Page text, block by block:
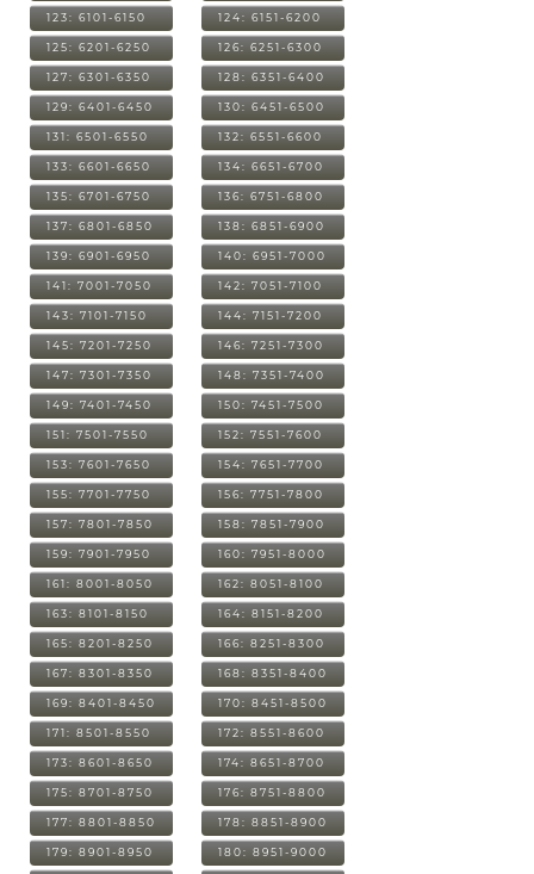
123: 6101-6150 124: 6151-6200
125: 6201-6250 126: 6251-6300
127: 6301-6350 128: 6351-6400
129: 6401-6450 130: 6451-6500
131: 6501-6550 132: 6551-6600
133: 6601-6650 134: 6651-6700
135: 6701-6750 136: 6751-6800
137: 6801-6850 138: 6851-6900
139: 6901-6950 140: 6951-7000
141: 7001-7050 142: 7051-7100
143: 7101-7150 144: 7151-7200
145: 7201-7250 146: 7251-7300
147: 7301-7350 148: 7351-7400
149: 7401-7450 150: 7451-7500
151: 7501-7550 152: 7551-7600
153: 7601-7650 154: 7651-7700
155: 7701-7750 156: 7751-7800
157: 7801-7850 158: 7851-7900
159: 7901-7950 160: 7951-8000
161: 8001-8050 162: 8051-8100
163: 8101-8150 164: 8151-8200
165: 8201-8250 166: 8251-8300
167: 8301-8350 168: 8351-8400
169: 8401-8450 170: 8451-8500
171: 8501-8550 172: 8551-8600
173: 8601-8650 174: 8651-8700
175: 8701-8750 176: 8751-8800
177: 8801-8850 178: 8851-8900
179: 8901-8950 180: 8951-9000